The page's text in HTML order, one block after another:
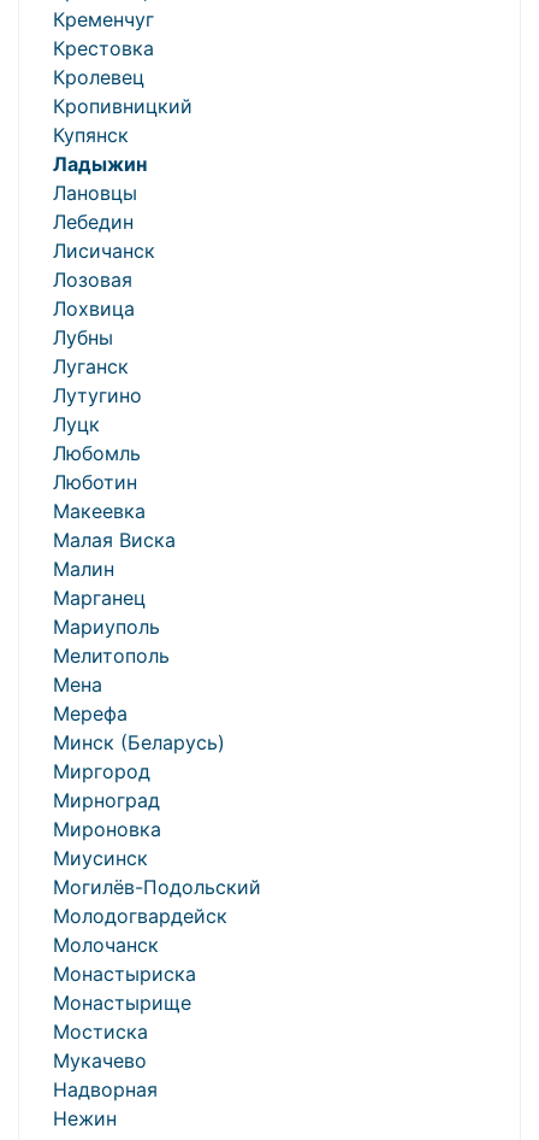
Кременчуг
Крестовка
Кролевец
Кропивницкий
Купянск
Ладыжин
Лановцы
Лебедин
Лисичанск
Лозовая
Лохвица
Лубны
Луганск
Лутугино
Луцк
Любомль
Люботин
Макеевка
Малая Виска
Малин
Марганец
Мариуполь
Мелитополь
Мена
Мерефа
Минск (Беларусь)
Миргород
Мирноград
Мироновка
Миусинск
Могилёв-Подольский
Молодогвардейск
Молочанск
Монастыриска
Монастырище
Мостиска
Мукачево
Надворная
Нежин